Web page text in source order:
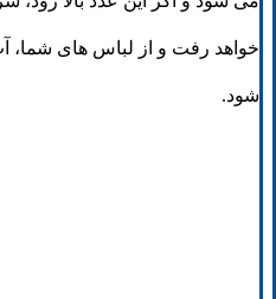
خواهد رفت و از لباس های شما،
شود.